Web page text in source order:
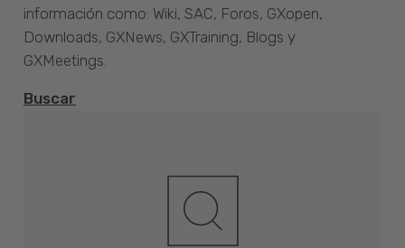
información como: Wiki, SAC, Foros, GXopen,
Downloads, GXNews, GXTraining, Blogs y
GXMeetings.
Buscar